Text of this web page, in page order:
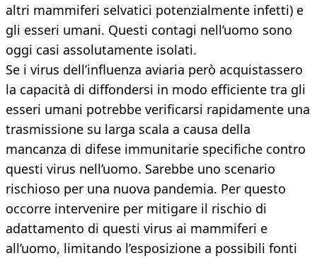
altri mammiferi selvatici potenzialmente infetti) e
gli esseri umani. Questi contagi nell’uomo sono
oggi casi assolutamente isolati.
Se i virus dell’influenza aviaria però acquistassero
la capacità di diffondersi in modo efficiente tra gli
esseri umani potrebbe verificarsi rapidamente una
trasmissione su larga scala a causa della
mancanza di difese immunitarie specifiche contro
questi virus nell’uomo. Sarebbe uno scenario
rischioso per una nuova pandemia. Per questo
occorre intervenire per mitigare il rischio di
adattamento di questi virus ai mammiferi e
all’uomo, limitando l’esposizione a possibili fonti